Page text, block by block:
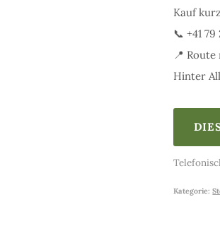
Kauf
📞 +41 79
📍
Hinter
Kategorie: